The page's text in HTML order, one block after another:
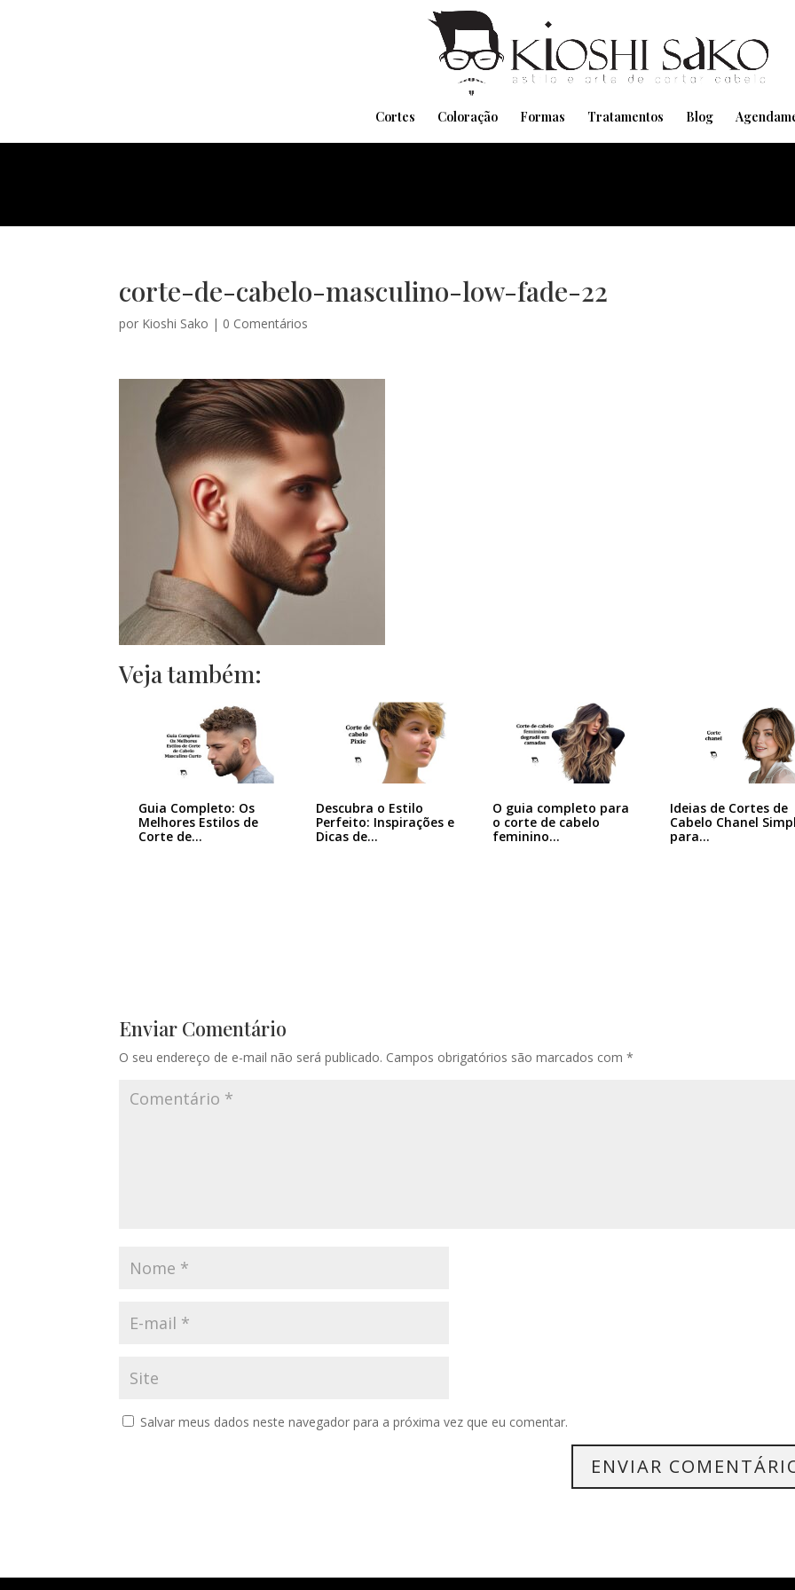
Cortes Coloração Formas Tratamentos Blog
corte-de-cabelo-masculino-low-fade-22
por Kioshi Sako | 0 Comentários
Veja também:
Guia Completo: Os
Melhores Estilos de
Corte de…
Descubra o Estilo
Perfeito: Inspirações e
Dicas de…
O guia completo para
o corte de cabelo
feminino…
Ideias de Cortes de
Cabelo Chanel
para…
Enviar Comentário
O seu endereço de e-mail não será publicado. Campos obrigatórios são marcados com*
Salvar meus dados neste navegador para a próxima vez que eu comentar.
Pensando em transformar seu Visual??
Agende pelo Whatsapp